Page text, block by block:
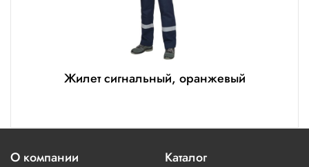
Жилет сигнальный, оранжевый
О компании Каталог